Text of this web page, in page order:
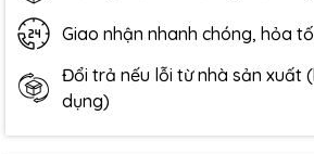
Giao nhận nhanh chóng, hỏa
Đổi trả nếu lỗi từ nhà sản xuất
dụng)